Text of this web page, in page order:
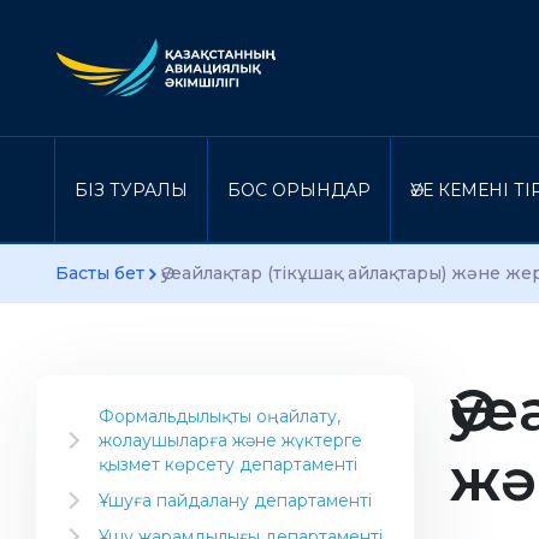
БІЗ ТУРАЛЫ БОС ОРЫНДАР ӘУЕ КЕМЕНІ
Басты бет Әуеайлақтар (тікұшақ айлақтары) және
Формальдылықты оңайлату,
жолаушыларға және жүктерге
қызмет көрсету департаменті
Салаға арналған ақпарат
Ұшуға пайдалану департаменті
Әуекомпаниясын ашу